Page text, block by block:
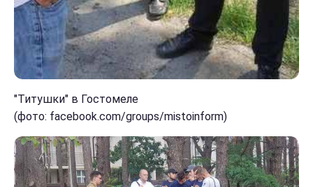
"Титушки" в Гостомеле
(фото: facebook.com/groups/mistoinform)